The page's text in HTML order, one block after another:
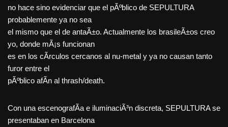
no hace sino evidenciar que el pÃºblico de SEPULTURA
probablemente ya no sea
el mismo que el de antaÃ±o. Actualmente los brasileÃ±os creo
yo, donde mÃ¡s funcionan
es en los cÃ­rculos cercanos al nu-metal y ya no causan tanto
furor entre el
pÃºblico afÃ­n al thrash/death.
Con una escenografÃ­a e iluminaciÃ³n discreta, SEPULTURA se
presentaban en Barcelona